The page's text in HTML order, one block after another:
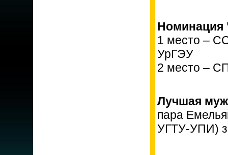
Номинация
1 место –
УрГЭУ
2 место –
Лучшая
пара
УГТУ-УПИ)